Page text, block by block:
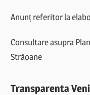
Anunț referitor la
Consultare asupra
Străoane
Transparenta